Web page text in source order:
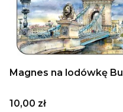
Magnes na lodówkę
Cena
10,00 zł